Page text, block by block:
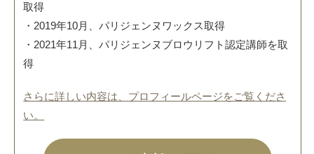
取得
・2019年10月、パリジェンヌワックス取得
・2021年11月、パリジェンヌブロウリフト認定講師を取
得
さらに詳しい内容は、プロフィールページをご覧くださ
い。